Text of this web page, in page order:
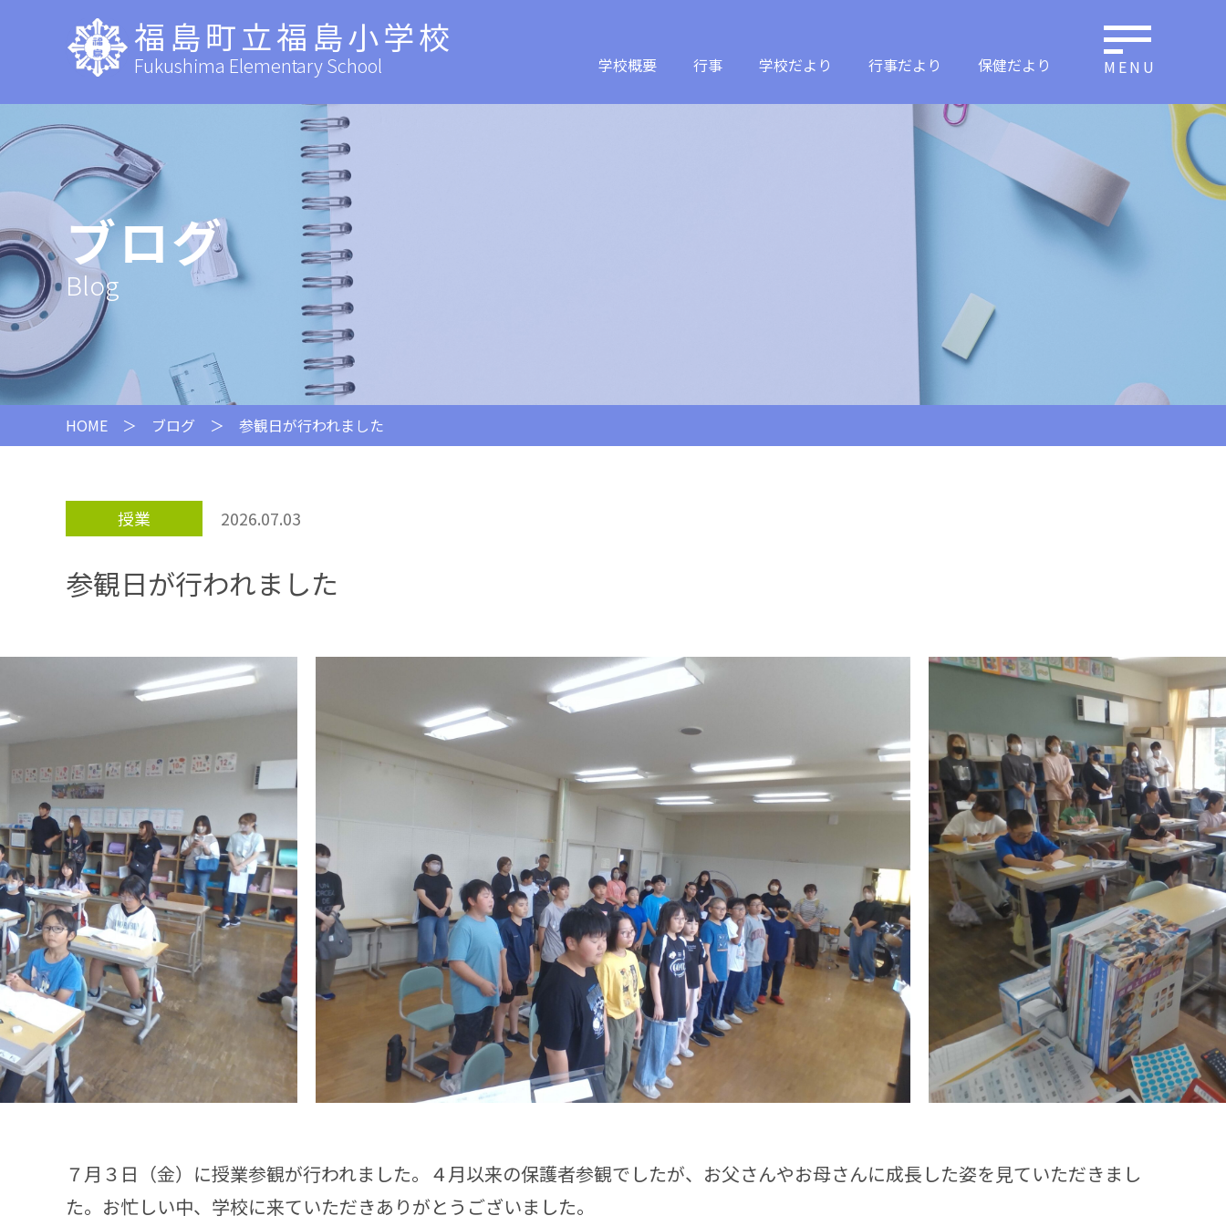
福島町立福島小学校
Fukushima Elementary School 学校概要 行事 学校だより 行事だより 保健だより MENU
ブログ
Blog
HOME ＞ ブログ ＞ 参観日が行われました
授業 2026.07.03
参観日が行われました
７月３日（金）に授業参観が行われました。４月以来の保護者参観でしたが、お父さんやお母さんに成長した姿を見ていただきまし
た。お忙しい中、学校に来ていただきありがとうございました。